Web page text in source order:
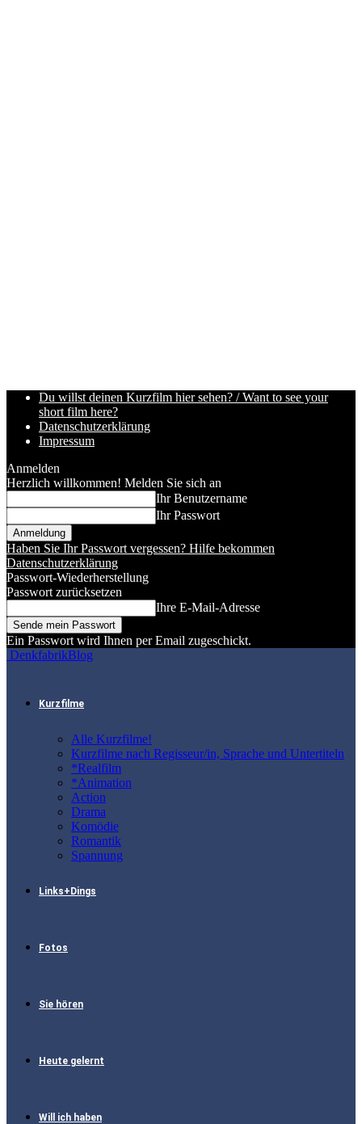
Du willst deinen Kurzfilm hier sehen? / Want to see your
short film here?
Datenschutzerklärung
Impressum
Anmelden
Herzlich willkommen! Melden Sie sich an
Ihr Benutzername
Ihr Passwort
Haben Sie Ihr Passwort vergessen? Hilfe bekommen
Datenschutzerklärung
Passwort-Wiederherstellung
Passwort zurücksetzen
Ihre E-Mail-Adresse
Ein Passwort wird Ihnen per Email zugeschickt.
DenkfabrikBlog
Kurzfilme
Alle Kurzfilme!
Kurzfilme nach Regisseur/in, Sprache und Untertiteln
*Realfilm
*Animation
Action
Drama
Komödie
Romantik
Spannung
Links+Dings
Fotos
Sie hören
Heute gelernt
Will ich haben